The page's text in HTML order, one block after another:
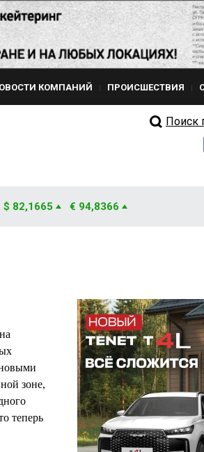
КОМПАНИЙ ПРОИСШЕСТВИЯ
Поиск
$ 82,1665 € 94,8366
зоне,
теперь